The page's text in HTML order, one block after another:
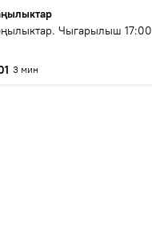
Чыгарылыш 17:00
3 мин